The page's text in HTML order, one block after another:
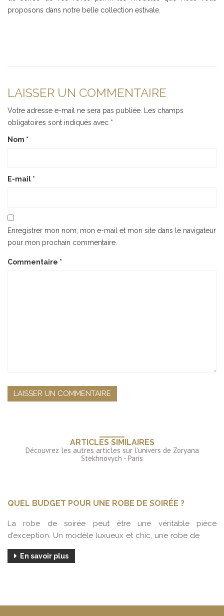
proposons dans notre belle collection estivale.
LAISSER UN COMMENTAIRE
Votre adresse e-mail ne sera pas publiée. Les champs
obligatoires sont indiqués avec *
Nom *
E-mail *
Enregistrer mon nom, mon e-mail et mon site dans le navigateur
pour mon prochain commentaire.
Commentaire *
ARTICLES SIMILAIRES
QUEL BUDGET POUR UNE ROBE DE SOIRÉE ?
La robe de soirée peut être une véritable pièce
d’exception. Un modèle luxueux et chic, une robe de
En savoir plus